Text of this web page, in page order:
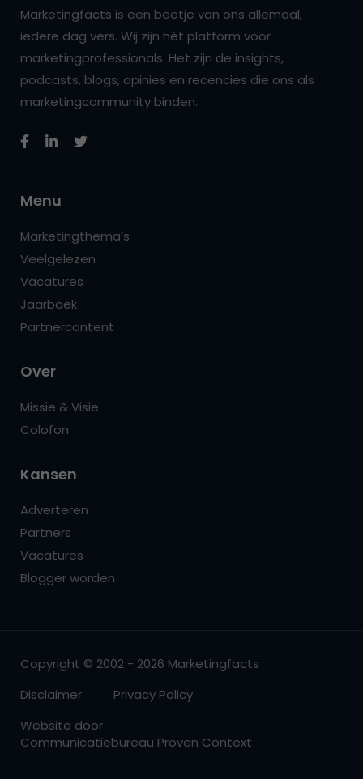
Marketingfacts is een beetje van ons allemaal,
iedere dag vers. Wij zijn hét platform voor
marketingprofessionals. Het zijn de insights,
podcasts, blogs, opinies en recencies die ons als
marketingcommunity binden.
Menu
Marketingthema’s
Veelgelezen
Vacatures
Jaarboek
Partnercontent
Over
Missie & Visie
Colofon
Kansen
Adverteren
Partners
Vacatures
Blogger worden
Copyright © 2002 - 2026 Marketingfacts
Disclaimer
Privacy Policy
Website door
Communicatiebureau Proven Context